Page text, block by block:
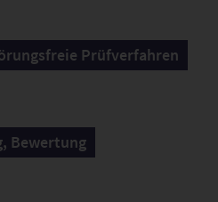
Prüfverfahren
Bewertung